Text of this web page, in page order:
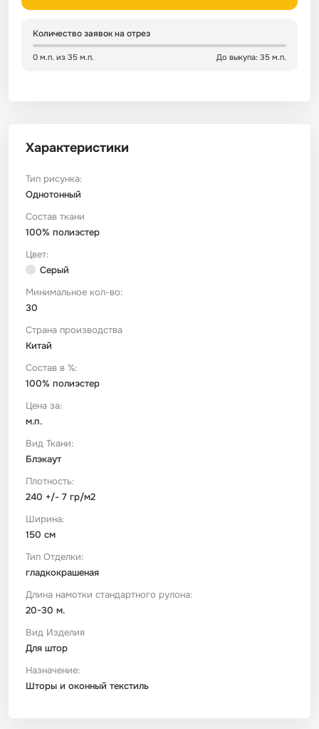
Количество заявок на отрез
0 м.п. из 35 м.п. До выкупа: 35 м.п.
Характеристики
Тип рисунка:
Однотонный
Состав ткани
100% полиэстер
Цвет:
Серый
Минимальное кол-во:
30
Страна производства
Китай
Состав в %:
100% полиэстер
Цена за:
м.п.
Вид Ткани:
Блэкаут
Плотность:
240 +/- 7 гр/м2
Ширина:
150 см
Тип Отделки:
гладкокрашеная
Длина намотки стандартного рулона:
20-30 м.
Вид Изделия
Для штор
Назначение:
Шторы и оконный текстиль
Сатин
Сатин Страйп
Сатин Твил
Сетка
Ситец
ТиСи Твил
Трикотаж
Тюль
Фланель
Штапель
Зеленый
Детский
Город / архитектура
Морская тема
Космос
Техника / транспорт